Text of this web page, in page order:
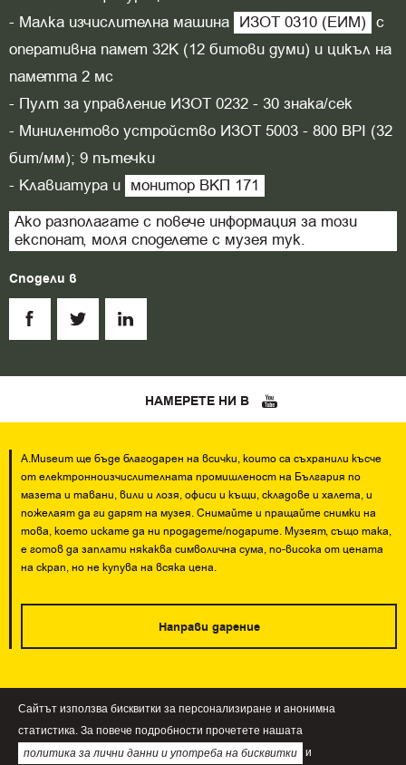
Сайтът използва бисквитки за персонализиране и анонимна
статистика. За повече подробности прочетете нашата
политика за лични данни и употреба на бисквитки
и
- Малка изчислителна машина ИЗОТ 0310 (ЕИМ) с
оперативна памет 32К (12 битови думи) и цикъл на
паметта 2 мс
- Пулт за управление ИЗОТ 0232 - 30 знака/сек
- Минилентово устройство ИЗОТ 5003 - 800 ВРI (32
бит/мм); 9 пътечки
- Клавиатура и монитор ВКП 171
Ако разполагате с повече информация за този
експонат, моля споделете с музея тук.
Сподели в
НАМЕРЕТЕ НИ В
A.Museum ще бъде благодарен на всички, които са съхранили късче
от електронноизчислителната промишленост на България по
мазета и тавани, вили и лозя, офиси и къщи, складове и халета, и
пожелаят да ги дарят на музея. Снимайте и пращайте снимки на
това, което искате да ни продадете/подарите. Музеят, също така,
е готов да заплати някаква символична сума, по-висока от цената
на скрап, но не купува на всяка цена.
Направи дарение
При използване на информация и изображения от А.Museum е
задължителното да цитирате името на сайта!